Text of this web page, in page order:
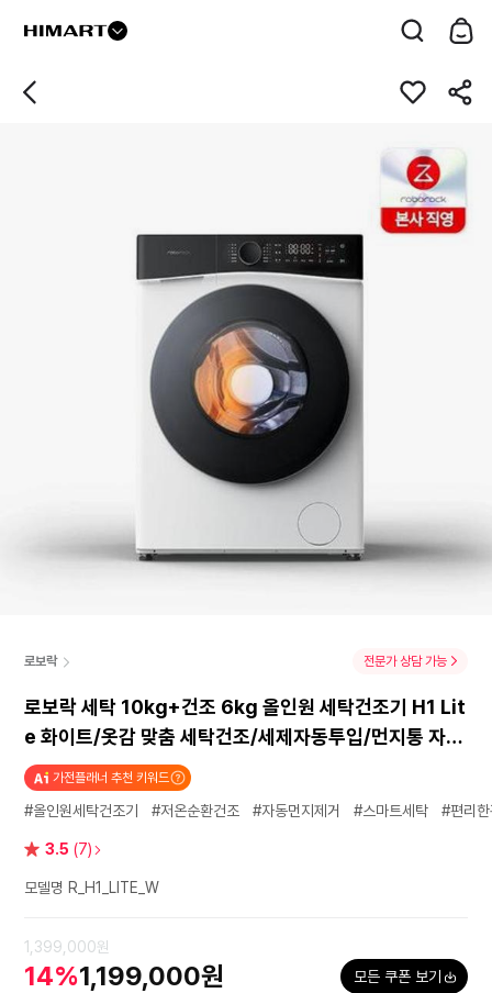
로보락 전문가 상담 가능
로보락 세탁 10kg+건조 6kg 올인원 세탁건조기 H1 Lit
e 화이트/옷감 맞춤 세탁건조/세제자동투입/먼지통 자동
세척가전플래너 추천 키워드
#올인원세탁건조기 #저온순환건조 #자동먼지제거 #스마트세탁 #편리
별 3.5 (7)
모델명 R_H1_LITE_W
1,399,000원
14%1,199,000원 모든 쿠폰 보기